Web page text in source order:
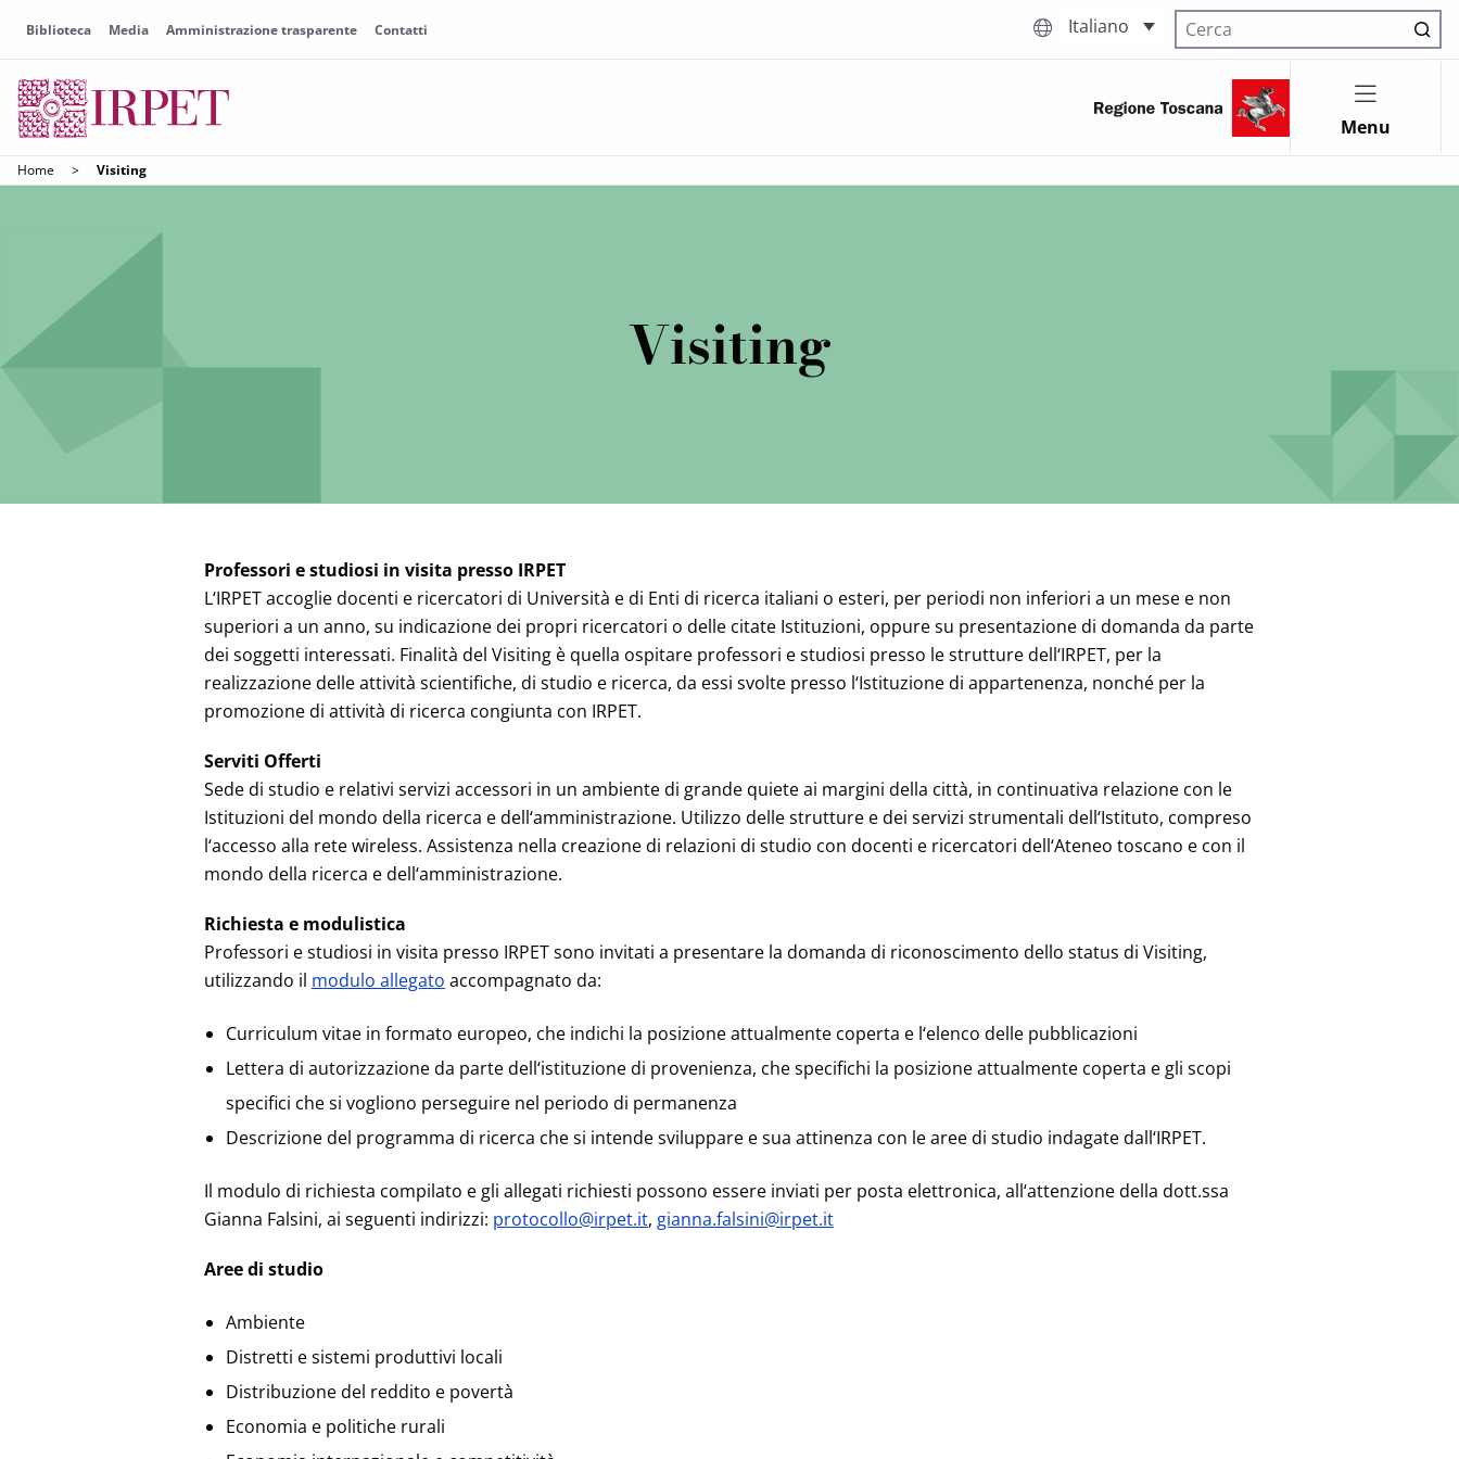
Biblioteca Media Amministrazione trasparente Contatti Italiano
Cerca nel sito
Menu
Home > Visiting
Visiting
Professori e studiosi in visita presso IRPET
L‘IRPET accoglie docenti e ricercatori di Università e di Enti di ricerca italiani o esteri, per periodi non inferiori a un mese e non
superiori a un anno, su indicazione dei propri ricercatori o delle citate Istituzioni, oppure su presentazione di domanda da parte
dei soggetti interessati. Finalità del Visiting è quella ospitare professori e studiosi presso le strutture dell‘IRPET, per la
realizzazione delle attività scientifiche, di studio e ricerca, da essi svolte presso l‘Istituzione di appartenenza, nonché per la
promozione di attività di ricerca congiunta con IRPET.
Serviti Offerti
Sede di studio e relativi servizi accessori in un ambiente di grande quiete ai margini della città, in continuativa relazione con le
Istituzioni del mondo della ricerca e dell‘amministrazione. Utilizzo delle strutture e dei servizi strumentali dell‘Istituto, compreso
l‘accesso alla rete wireless. Assistenza nella creazione di relazioni di studio con docenti e ricercatori dell‘Ateneo toscano e con il
mondo della ricerca e dell‘amministrazione.
Richiesta e modulistica
Professori e studiosi in visita presso IRPET sono invitati a presentare la domanda di riconoscimento dello status di Visiting,
utilizzando il modulo allegato accompagnato da:
Curriculum vitae in formato europeo, che indichi la posizione attualmente coperta e l‘elenco delle pubblicazioni
Lettera di autorizzazione da parte dell‘istituzione di provenienza, che specifichi la posizione attualmente coperta e gli scopi
specifici che si vogliono perseguire nel periodo di permanenza
Descrizione del programma di ricerca che si intende sviluppare e sua attinenza con le aree di studio indagate dall‘IRPET.
Il modulo di richiesta compilato e gli allegati richiesti possono essere inviati per posta elettronica, all‘attenzione della dott.ssa
Gianna Falsini, ai seguenti indirizzi: protocollo@irpet.it, gianna.falsini@irpet.it
Aree di studio
Ambiente
Distretti e sistemi produttivi locali
Distribuzione del reddito e povertà
Economia e politiche rurali